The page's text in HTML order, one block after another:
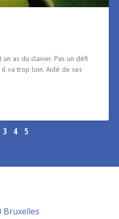
as du clavier. Pas un défi
il va trop loin. Aidé de ses
3 4 5
Bruxelles